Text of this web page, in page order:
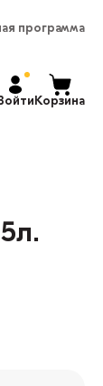
программа
Корзина